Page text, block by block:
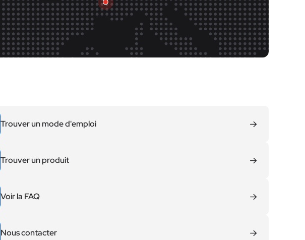
Trouver un mode d'emploi
Trouver un produit
Voir la FAQ
Nous contacter